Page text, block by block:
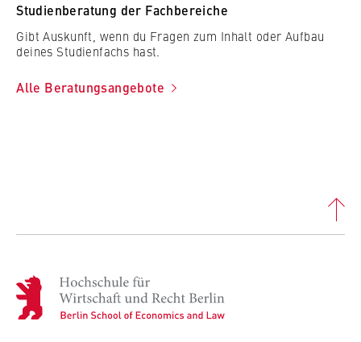
Studienberatung der Fachbereiche
Gibt Auskunft, wenn du Fragen zum Inhalt oder Aufbau
deines Studienfachs hast.
Alle Beratungsangebote
H
o
c